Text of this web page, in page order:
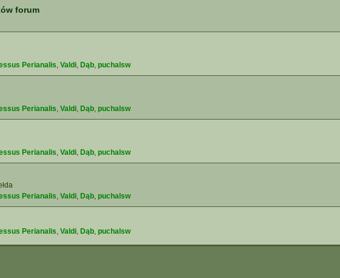
forum
Perianalis, Valdi, Dąb, puchalsw
Perianalis, Valdi, Dąb, puchalsw
Perianalis, Valdi, Dąb, puchalsw
Perianalis, Valdi, Dąb, puchalsw
Perianalis, Valdi, Dąb, puchalsw